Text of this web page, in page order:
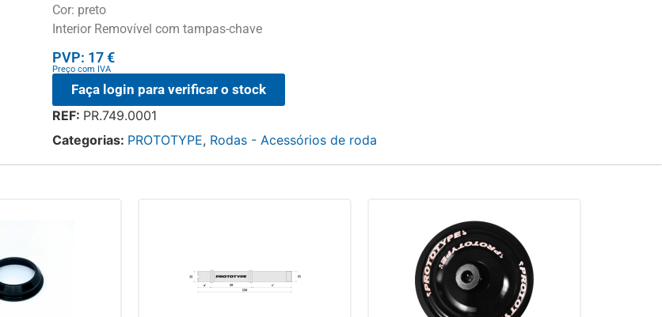
Cor: preto
Interior Removível com tampas-chave
PVP: 17 €
Preço com IVA
Faça login para verificar o stock
REF: PR.749.0001
Categorias: PROTOTYPE, Rodas - Acessórios de roda